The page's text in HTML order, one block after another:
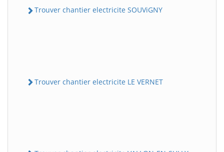
Trouver chantier electricite SOUViGNY
Trouver chantier electricite LE VERNET